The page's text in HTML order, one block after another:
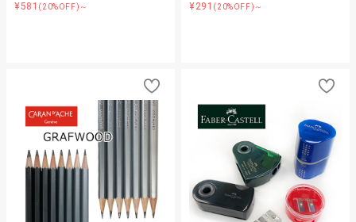
¥581 (20%OFF)～ ¥291 (20%OFF)～